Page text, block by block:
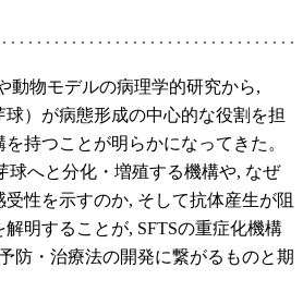
動物モデルの病理学的研究から,
球）が病態形成の中心的な役割を担
持つことが明らかになってきた。
球へと分化・増殖する機構や, なぜ
性を示すのか, そして抗体産生が阻
明することが, SFTSの重症化機構
防・治療法の開発に繋がるものと期